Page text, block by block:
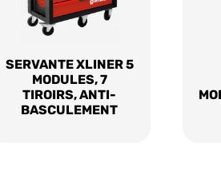
SERVANTE XLINER 5
MODULES, 7
TIROIRS, ANTI-
BASCULEMENT